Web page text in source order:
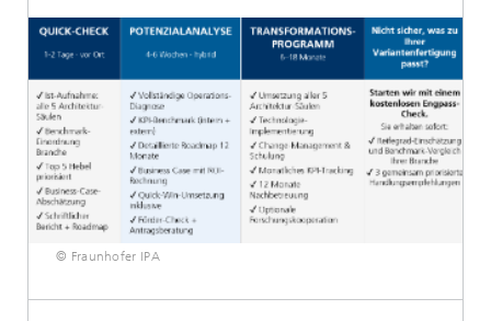
© Fraunhofer IPA